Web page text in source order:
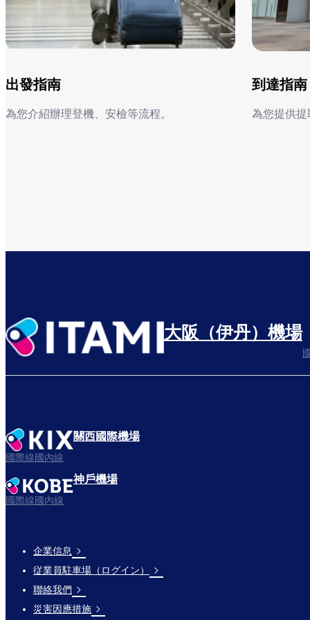
出發指南
為您介紹辦理登機、安檢等流程。
到達指南
為您提供
大阪（伊丹）機場
關西國際機場
國際線國內線
神戶機場
國際線國內線
Footer
Links
企業信息
従業員駐車場（ログイン）
聯絡我們
災害因應措施